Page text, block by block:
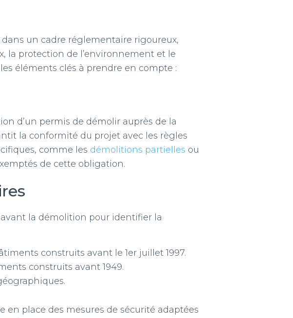
un cadre réglementaire rigoureux,
la protection de l’environnement et le
éléments clés à prendre en compte :
d’un permis de démolir auprès de la
la conformité du projet avec les règles
comme les démolitions partielles ou
de cette obligation.
la démolition pour identifier la
construits avant le 1er juillet 1997.
construits avant 1949.
place des mesures de sécurité adaptées